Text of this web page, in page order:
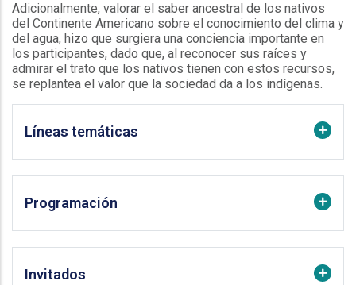
Adicionalmente, valorar el saber ancestral de los nativos
del Continente Americano sobre el conocimiento del clima y
del agua, hizo que surgiera una conciencia importante en
los participantes, dado que, al reconocer sus raíces y
admirar el trato que los nativos tienen con estos recursos,
se replantea el valor que la sociedad da a los indígenas.
Líneas temáticas
Programación
Invitados